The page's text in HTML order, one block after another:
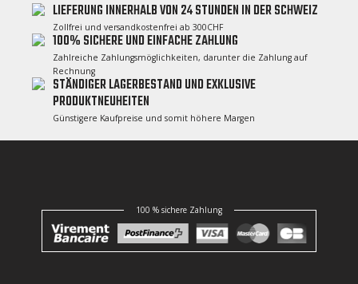
LIEFERUNG INNERHALB VON 24 STUNDEN IN DER SCHWEIZ
Zollfrei und versandkostenfrei ab 300CHF
100% SICHERE UND EINFACHE ZAHLUNG
Zahlreiche Zahlungsmöglichkeiten, darunter die Zahlung auf
Rechnung
STÄNDIGER LAGERBESTAND UND EXKLUSIVE
PRODUKTNEUHEITEN
Günstigere Kaufpreise und somit höhere Margen
100 % sichere Zahlung